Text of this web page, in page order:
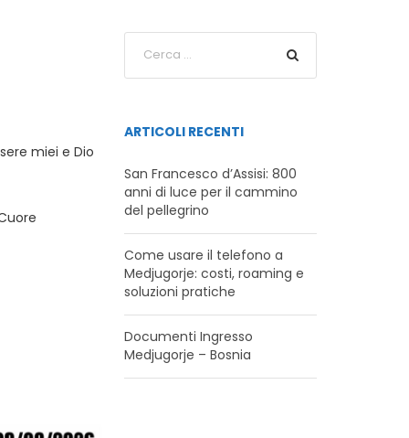
miei e Dio
ARTICOLI RECENTI
San Francesco d’Assisi: 800
anni di luce per il cammino
del pellegrino
Come usare il telefono a
Medjugorje: costi, roaming e
soluzioni pratiche
Documenti Ingresso
Medjugorje – Bosnia